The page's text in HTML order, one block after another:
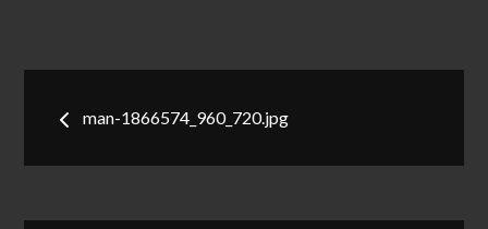
Inläggsnavigering
man-1866574_960_720.jpg